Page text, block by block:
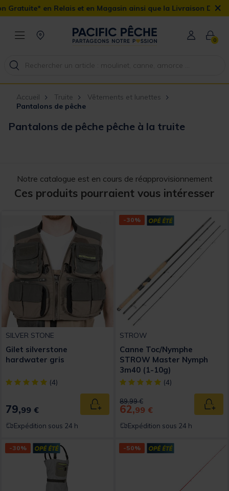
et en Magasin ainsi que la Livraison Domicile offerte dès×
0
Accueil Truite
Vêtements et lunettes
Pantalons de pêche
Pantalons de pêche pêche à la truite
Notre catalogue est en cours de réapprovisionnement
Ces produits pourraient vous intéresser
SILVER STONE
Gilet silverstone
hardwater gris
[object Object] out of 5 Customer Rating
(4)
79,99 € Ajouter au panier
Expédition sous 24 h
-30%
STROW
Canne Toc/Nymphe
STROW Master Nymph
3m40 (1-10g)
[object Object] out of 5
(4)
Price reduced from
89,99 €to
62,99 €
Expédition sous 24 h
-30% -50%